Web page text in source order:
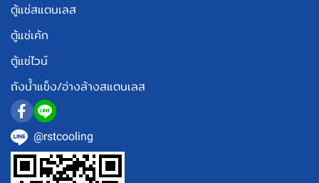
ตู้แช่สแตนเลส
ตู้แช่เค้ก
ตู้แช่ไวน์
ถังน้ำแข็ง/อ่างล้างสแตนเลส
@rstcooling